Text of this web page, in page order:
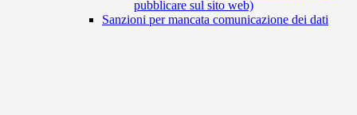
pubblicare sul sito web)
Sanzioni per mancata comunicazione dei dati